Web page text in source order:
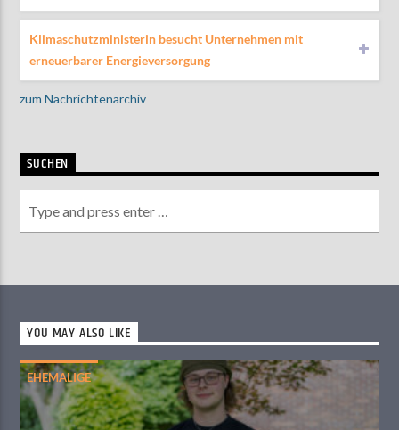
Klimaschutzministerin besucht Unternehmen mit
erneuerbarer Energieversorgung
zum Nachrichtenarchiv
SUCHEN
YOU MAY ALSO LIKE
EHEMALIGE